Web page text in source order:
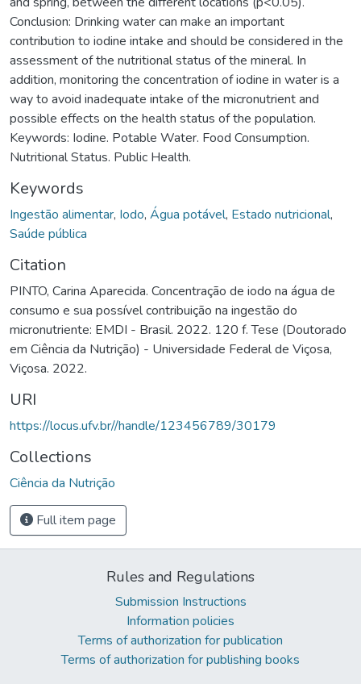
Conclusion: Drinking water can make an important
contribution to iodine intake and should be considered in the
assessment of the nutritional status of the mineral. In
addition, monitoring the concentration of iodine in water is a
way to avoid inadequate intake of the micronutrient and
possible effects on the health status of the population.
Keywords: Iodine. Potable Water. Food Consumption.
Nutritional Status. Public Health.
Keywords
Ingestão alimentar, Iodo, Água potável, Estado nutricional,
Saúde pública
Citation
PINTO, Carina Aparecida. Concentração de iodo na água de
consumo e sua possível contribuição na ingestão do
micronutriente: EMDI - Brasil. 2022. 120 f. Tese (Doutorado
em Ciência da Nutrição) - Universidade Federal de Viçosa,
Viçosa. 2022.
URI
https://locus.ufv.br//handle/123456789/30179
Collections
Ciência da Nutrição
Full item page
Rules and Regulations
Submission Instructions
Information policies
Terms of authorization for publication
Terms of authorization for publishing books